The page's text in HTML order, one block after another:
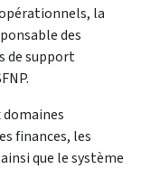
la
des
de support
finances, les
que le système